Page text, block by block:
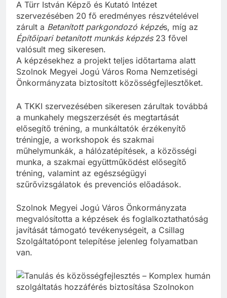
A Türr István Képző és Kutató Intézet
szervezésében 20 fő eredményes részvételével
zárult a Betanított parkgondozó képzés, míg az
Építőipari betanított munkás képzés23 fővel
valósult meg sikeresen.
A képzésekhez a projekt teljes időtartama alatt
Szolnok Megyei Jogú Város Roma Nemzetiségi
Önkormányzata biztosított közösségfejlesztőket.
A TKKI szervezésében sikeresen zárultak továbbá
a munkahely megszerzését és megtartását
elősegítő tréning, a munkáltatók érzékenyítő
tréningje, a workshopok és szakmai
műhelymunkák, a hálózatépítések, a közösségi
munka, a szakmai együttműködést elősegítő
tréning, valamint az egészségügyi
szűrővizsgálatok és prevenciós előadások.
Szolnok Megyei Jogú Város Önkormányzata
megvalósította a képzések és foglalkoztathatóság
javítását támogató tevékenységeit, a Csillag
Szolgáltatópont telepítése jelenleg folyamatban
van.